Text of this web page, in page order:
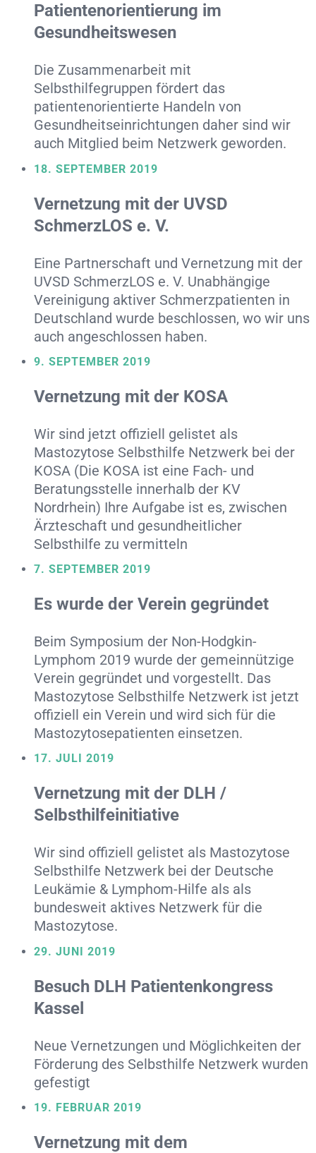
Patientenorientierung im
Gesundheitswesen
Die Zusammenarbeit mit
Selbsthilfegruppen fördert das
patientenorientierte Handeln von
Gesundheitseinrichtungen daher sind wir
auch Mitglied beim Netzwerk geworden.
18. SEPTEMBER 2019
Vernetzung mit der UVSD
SchmerzLOS e. V.
Eine Partnerschaft und Vernetzung mit der
UVSD SchmerzLOS e. V. Unabhängige
Vereinigung aktiver Schmerzpatienten in
Deutschland wurde beschlossen, wo wir uns
auch angeschlossen haben.
9. SEPTEMBER 2019
Vernetzung mit der KOSA
Wir sind jetzt offiziell gelistet als
Mastozytose Selbsthilfe Netzwerk bei der
KOSA (Die KOSA ist eine Fach- und
Beratungsstelle innerhalb der KV
Nordrhein) Ihre Aufgabe ist es, zwischen
Ärzteschaft und gesundheitlicher
Selbsthilfe zu vermitteln
7. SEPTEMBER 2019
Es wurde der Verein gegründet
Beim Symposium der Non-Hodgkin-
Lymphom 2019 wurde der gemeinnützige
Verein gegründet und vorgestellt. Das
Mastozytose Selbsthilfe Netzwerk ist jetzt
offiziell ein Verein und wird sich für die
Mastozytosepatienten einsetzen.
17. JULI 2019
Vernetzung mit der DLH /
Selbsthilfeinitiative
Wir sind offiziell gelistet als Mastozytose
Selbsthilfe Netzwerk bei der Deutsche
Leukämie & Lymphom-Hilfe als als
bundesweit aktives Netzwerk für die
Mastozytose.
29. JUNI 2019
Besuch DLH Patientenkongress
Kassel
Neue Vernetzungen und Möglichkeiten der
Förderung des Selbsthilfe Netzwerk wurden
gefestigt
19. FEBRUAR 2019
Vernetzung mit dem